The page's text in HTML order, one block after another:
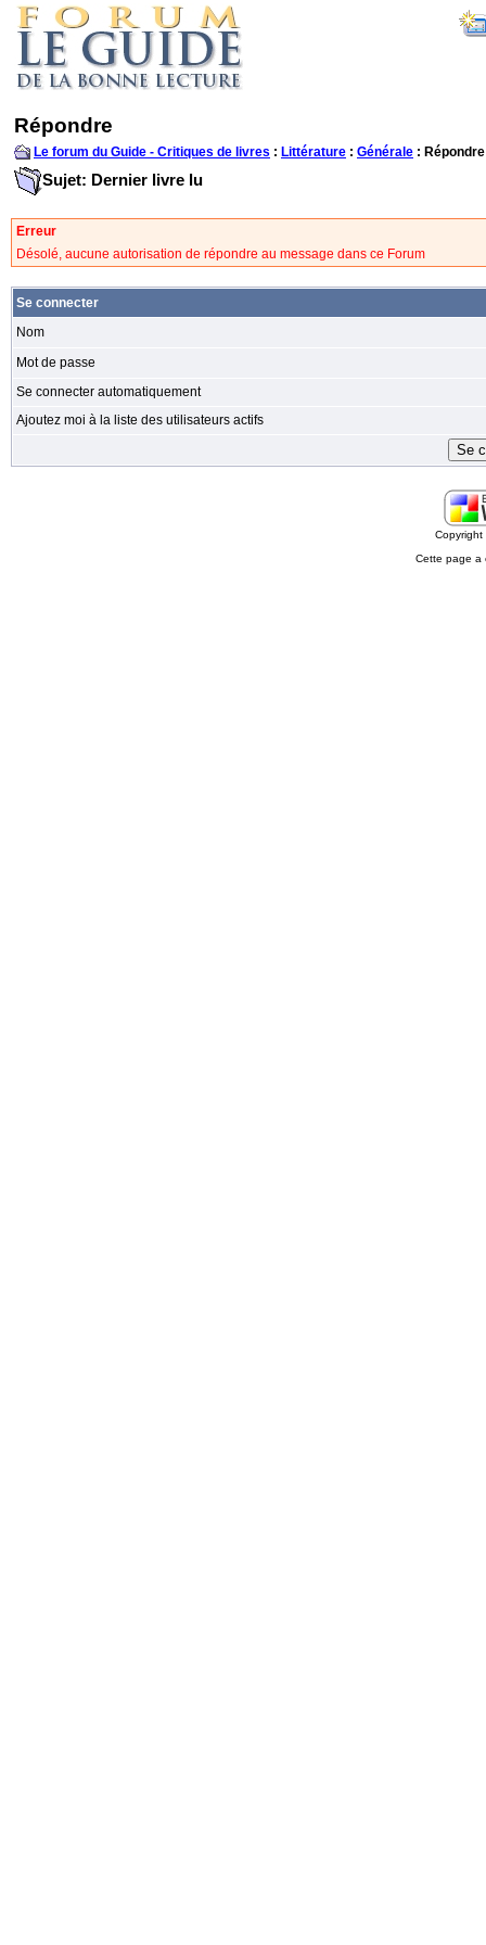
Répondre
Le forum du Guide - Critiques de livres : Littérature : Générale : Répondre
Sujet: Dernier livre lu
Erreur
Désolé, aucune autorisation de répondre au message dans ce Forum
Se connecter
Nom
Mot de passe
Se connecter automatiquement
Ajoutez moi à la liste des utilisateurs actifs
Cette page a